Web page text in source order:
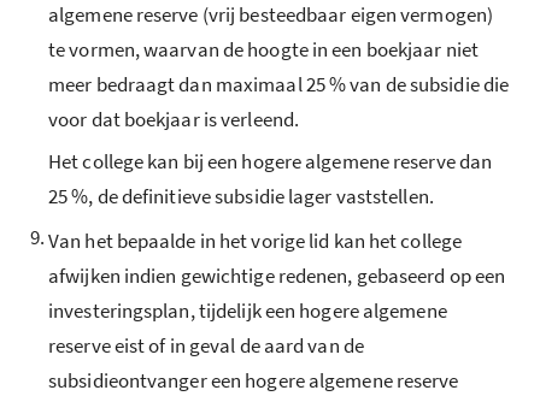
algemene reserve (vrij besteedbaar eigen vermogen)
te vormen, waarvan de hoogte in een boekjaar niet
meer bedraagt dan maximaal 25 % van de subsidie die
voor dat boekjaar is verleend.
Het college kan bij een hogere algemene reserve dan
25 %, de definitieve subsidie lager vaststellen.
9.Van het bepaalde in het vorige lid kan het college
afwijken indien gewichtige redenen, gebaseerd op een
investeringsplan, tijdelijk een hogere algemene
reserve eist of in geval de aard van de
subsidieontvanger een hogere algemene reserve